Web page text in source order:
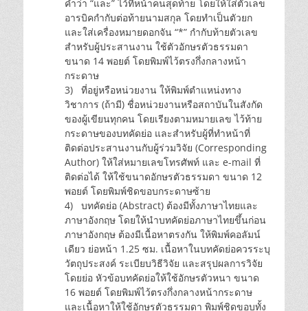
คำว่า “และ” ไว้ที่หน้าคนสุดท้าย โดยให้ใส่ตัวเลข
อารบิคกำกับต่อท้ายนามสกุล โดยทำเป็นตัวยก
และใส่เครื่องหมายดอกจัน “*” กำกับท้ายตัวเลข
สำหรับผู้ประสานงาน ใช้ตัวอักษรตัวธรรมดา
ขนาด 14 พอยต์ โดยพิมพ์ไว้ตรงกึ่งกลางหน้า
กระดาษ
3) ที่อยู่หรือหน่วยงาน ให้พิมพ์ตำแหน่งทาง
วิชาการ (ถ้ามี) ชื่อหน่วยงานหรือสถาบันในสังกัด
ของผู้เขียนทุกคน โดยเรียงตามหมายเลข ไว้ท้าย
กระดาษของบทคัดย่อ และสำหรับผู้ที่ทำหน้าที่
ติดต่อประสานงานกับผู้ร่วมวิจัย (Corresponding
Author) ให้ใส่หมายเลขโทรศัพท์ และ e-mail ที่
ติดต่อได้ ให้ใช้ขนาดอักษรตัวธรรมดา ขนาด 12
พอยต์ โดยพิมพ์ชิดขอบกระดาษซ้าย
4) บทคัดย่อ (Abstract) ต้องมีทั้งภาษาไทยและ
ภาษาอังกฤษ โดยให้นำบทคัดย่อภาษาไทยขึ้นก่อน
ภาษาอังกฤษ ต้องมีเนื้อหาตรงกัน ให้พิมพ์คอลัมน์
เดียว ย่อหน้า 1.25 ซม. เนื้อหาในบทคัดย่อควรระบุ
วัตถุประสงค์ ระเบียบวิธีวิจัย และสรุปผลการวิจัย
โดยย่อ หัวข้อบทคัดย่อให้ใช้อักษรตัวหนา ขนาด
16 พอยต์ โดยพิมพ์ไว้ตรงกึ่งกลางหน้ากระดาษ
และเนื้อหาให้ใช้อักษรตัวธรรมดา พิมพ์ชิดขอบทั้ง